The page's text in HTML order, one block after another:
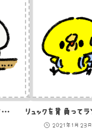
止まり木の上で同意する文鳥のイラスト
2021年1月23日